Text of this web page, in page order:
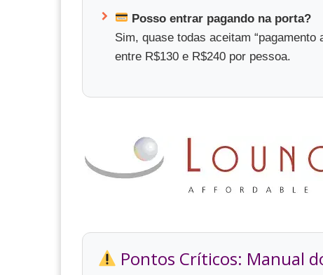
Posso entrar pagando na porta?
Sim, quase todas aceitam
entre R$130 e R$240 por pessoa.
Pontos Críticos: Manual